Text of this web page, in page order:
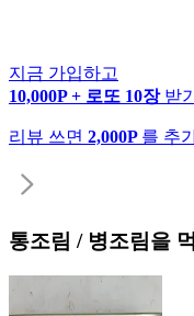
지금 가입하고
10,000P + 로또 10장 받기
리뷰 쓰면 2,000P 를 추
통조림 / 병조림을